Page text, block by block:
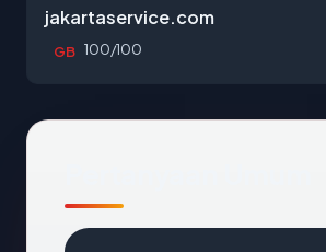
jakartaservice.com
GB 100/100